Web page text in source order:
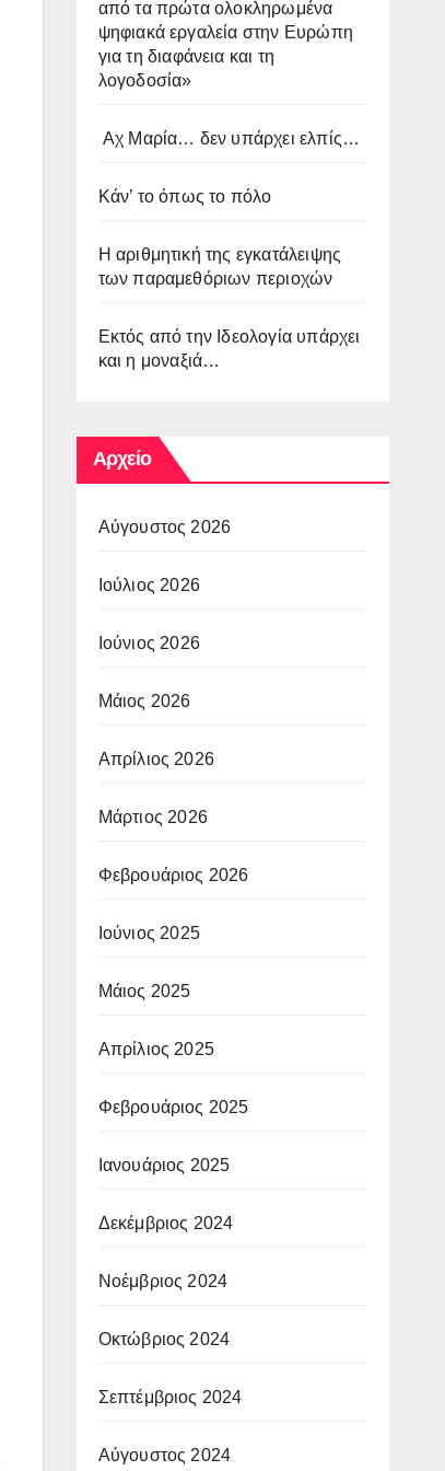
από τα πρώτα ολοκληρωμένα
ψηφιακά εργαλεία στην Ευρώπη
για τη διαφάνεια και τη
λογοδοσία»
Αχ Μαρία… δεν υπάρχει ελπίς…
Κάν’ το όπως το πόλο
Η αριθμητική της εγκατάλειψης
των παραμεθόριων περιοχών
Εκτός από την Ιδεολογία υπάρχει
και η μοναξιά…
Αρχείο
Αύγουστος 2026
Ιούλιος 2026
Ιούνιος 2026
Μάιος 2026
Απρίλιος 2026
Μάρτιος 2026
Φεβρουάριος 2026
Ιούνιος 2025
Μάιος 2025
Απρίλιος 2025
Φεβρουάριος 2025
Ιανουάριος 2025
Δεκέμβριος 2024
Νοέμβριος 2024
Οκτώβριος 2024
Σεπτέμβριος 2024
Αύγουστος 2024